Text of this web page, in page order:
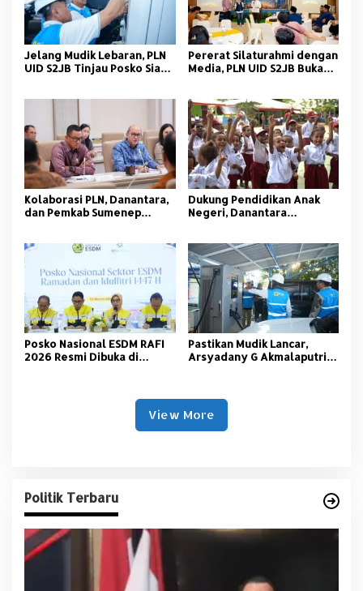
Jelang Mudik Lebaran, PLN
UID S2JB Tinjau Posko Siaga
Pererat Silaturahmi dengan
Media, PLN UID S2JB Buka
Kolaborasi PLN, Danantara,
dan Pemkab Sumenep
Dukung Pendidikan Anak
Negeri, Danantara
Posko Nasional ESDM RAFI
2026 Resmi Dibuka di
Pastikan Mudik Lancar,
Arsyadany G Akmalaputri
View More
Politik Terbaru